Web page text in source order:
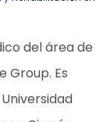
del área de
Group. Es